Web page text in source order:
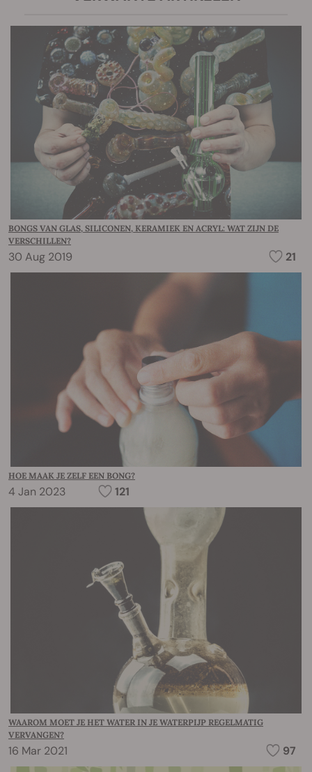
BONGS VAN GLAS, SILICONEN, KERAMIEK EN ACRYL: WAT ZIJN DE
VERSCHILLEN?
30 Aug 2019 21
HOE MAAK JE ZELF EEN BONG?
4 Jan 2023 121
WAAROM MOET JE HET WATER IN JE WATERPIJP REGELMATIG
VERVANGEN?
16 Mar 2021 97